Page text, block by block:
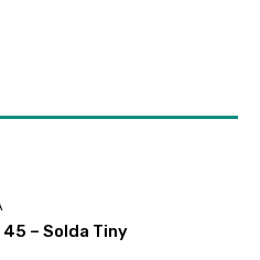
45 – Solda Tiny